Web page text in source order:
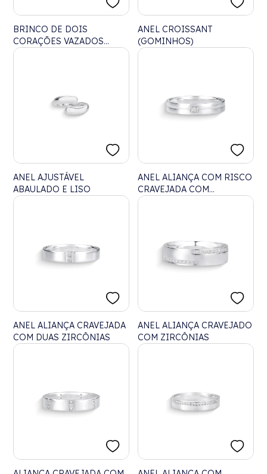
BRINCO DE DOIS
CORAÇÕES VAZADOS
CRAVEJADO COM
ANEL CROISSANT
(GOMINHOS)
ANEL AJUSTÁVEL
ABAULADO E LISO
ANEL ALIANÇA COM RISCO
CRAVEJADA COM
ZIRCÔNIA
ANEL ALIANÇA CRAVEJADA
COM DUAS ZIRCÔNIAS
ANEL ALIANÇA CRAVEJADO
COM ZIRCÔNIAS